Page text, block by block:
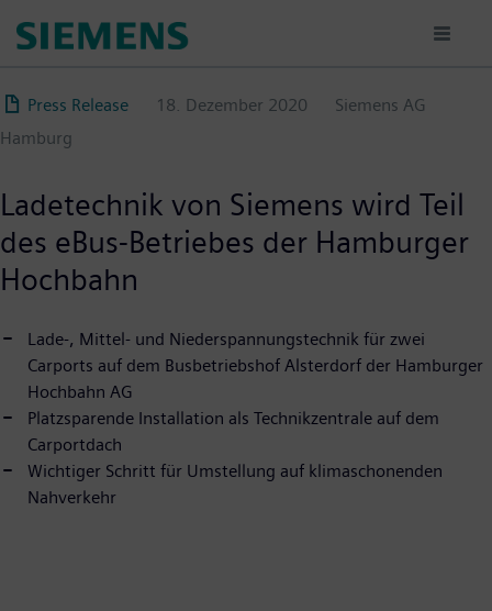
zum
Press Release
18. Dezember 2020
Siemens AG
Hamburg
Ladetechnik von Siemens wird Teil
des eBus-Betriebes der Hamburger
Hochbahn
Lade-, Mittel- und Niederspannungstechnik für zwei
Carports auf dem Busbetriebshof Alsterdorf der Hamburger
Hochbahn AG
Platzsparende Installation als Technikzentrale auf dem
Carportdach
Wichtiger Schritt für Umstellung auf klimaschonenden
Nahverkehr